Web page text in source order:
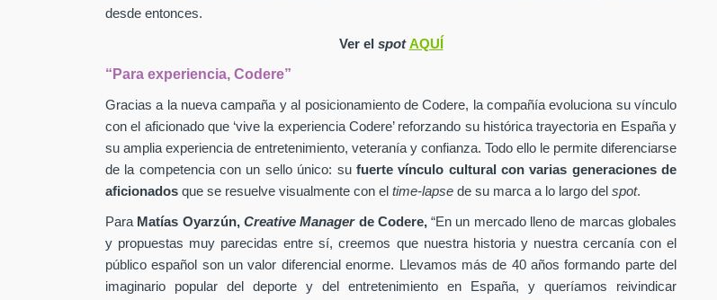
desde entonces.
Ver el spotAQUÍ
“Para experiencia, Codere”
Gracias a la nueva campaña y al posicionamiento de Codere, la compañía evoluciona su vínculo
con el aficionado que ‘vive la experiencia Codere’ reforzando su histórica trayectoria en España y
su amplia experiencia de entretenimiento, veteranía y confianza. Todo ello le permite diferenciarse
de la competencia con un sello único: su fuerte vínculo cultural con varias generaciones de
aficionados que se resuelve visualmente con el time-lapse de su marca a lo largo del spot.
Para Matías Oyarzún, Creative Managerde Codere,“En un mercado lleno de marcas globales
y propuestas muy parecidas entre sí, creemos que nuestra historia y nuestra cercanía con el
público español son un valor diferencial enorme. Llevamos más de 40 años formando parte del
imaginario popular del deporte y del entretenimiento en España, y queríamos reivindicar